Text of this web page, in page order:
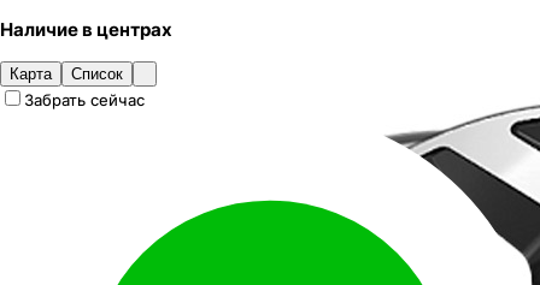
Наличиев центрах
Карта Список
Забрать сейчас